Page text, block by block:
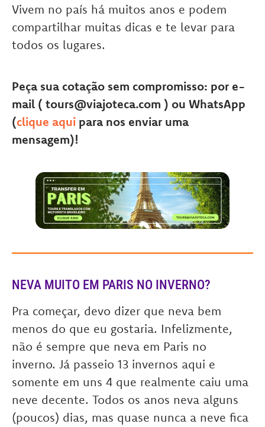
Vivem no país há muitos anos e podem
compartilhar muitas dicas e te levar para
todos os lugares.
Peça sua cotação sem compromisso: por e-
mail ( tours@viajoteca.com ) ou WhatsApp
(clique aqui para nos enviar uma
mensagem)!
NEVA MUITO EM PARIS NO INVERNO?
Pra começar, devo dizer que neva bem
menos do que eu gostaria. Infelizmente,
não é sempre que neva em Paris no
inverno. Já passeio 13 invernos aqui e
somente em uns 4 que realmente caiu uma
neve decente. Todos os anos neva alguns
(poucos) dias, mas quase nunca a neve fica